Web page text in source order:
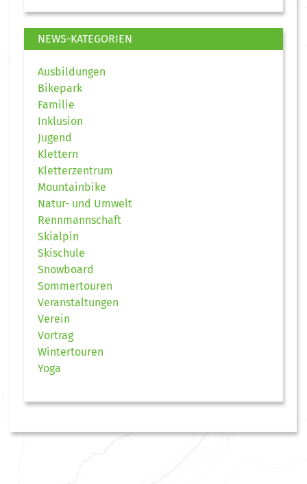
NEWS-KATEGORIEN
Ausbildungen
Bikepark
Familie
Inklusion
Jugend
Klettern
Kletterzentrum
Mountainbike
Natur- und Umwelt
Rennmannschaft
Skialpin
Skischule
Snowboard
Sommertouren
Veranstaltungen
Verein
Vortrag
Wintertouren
Yoga